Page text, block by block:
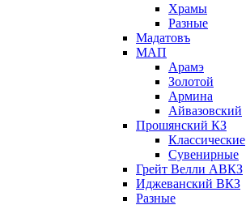
Храмы
Разные
Мадатовъ
МАП
Арамэ
Золотой
Армина
Айвазовский
Прошянский КЗ
Классические
Сувенирные
Грейт Велли АВКЗ
Иджеванский ВКЗ
Разные